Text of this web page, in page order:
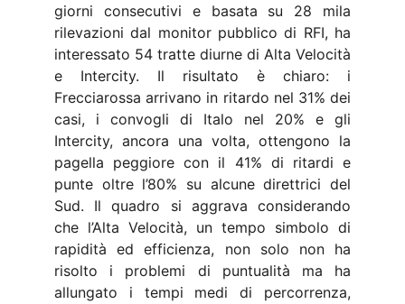
giorni consecutivi e basata su 28 mila
rilevazioni dal monitor pubblico di RFI, ha
interessato 54 tratte diurne di Alta Velocità
e Intercity. Il risultato è chiaro: i
Frecciarossa arrivano in ritardo nel 31% dei
casi, i convogli di Italo nel 20% e gli
Intercity, ancora una volta, ottengono la
pagella peggiore con il 41% di ritardi e
punte oltre l’80% su alcune direttrici del
Sud. Il quadro si aggrava considerando
che l’Alta Velocità, un tempo simbolo di
rapidità ed efficienza, non solo non ha
risolto i problemi di puntualità ma ha
allungato i tempi medi di percorrenza,